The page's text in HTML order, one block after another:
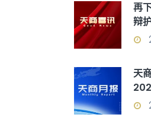
再
辩
天